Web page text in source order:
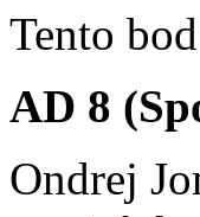
Tento
AD 8
Ondrej